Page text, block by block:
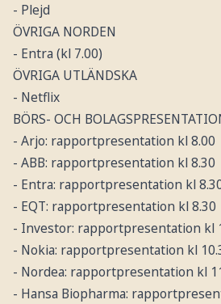
- Plejd
ÖVRIGA NORDEN
- Entra (kl 7.00)
ÖVRIGA UTLÄNDSKA
- Netflix
BÖRS- OCH
- Arjo: rapportpresentation kl 8.00
- ABB: rapportpresentation kl 8.30
- Entra: rapportpresentation kl
- EQT: rapportpresentation kl 8.30
- Investor: rapportpresentation kl
- Nokia: rapportpresentation kl
- Nordea: rapportpresentation kl
- Hansa Biopharma: